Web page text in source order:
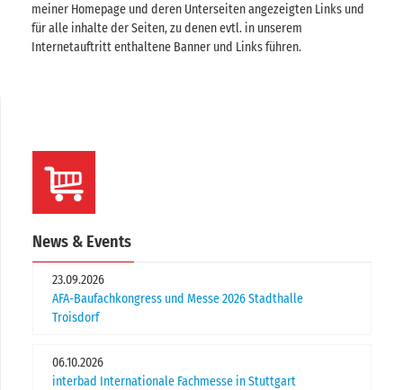
meiner Homepage und deren Unterseiten angezeigten Links und
für alle inhalte der Seiten, zu denen evtl. in unserem
Internetauftritt enthaltene Banner und Links führen.
News & Events
23.09.2026
AFA-Baufachkongress und Messe 2026 Stadthalle
Troisdorf
06.10.2026
interbad Internationale Fachmesse in Stuttgart